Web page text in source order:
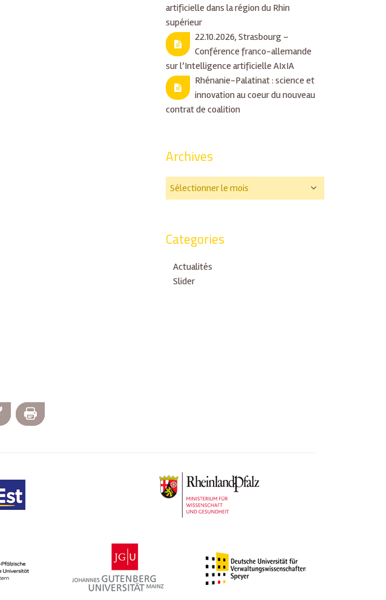
artificielle dans la région du Rhin
supérieur
22.10.2026, Strasbourg –
Conférence franco-allemande
sur l’Intelligence artificielle AIxIA
Rhénanie-Palatinat : science et
innovation au coeur du nouveau
contrat de coalition
Archives
Categories
Actualités
Slider
Viadeo